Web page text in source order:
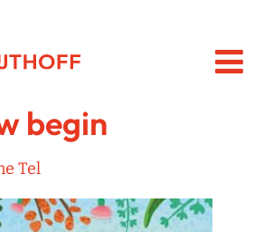
begin
Tel